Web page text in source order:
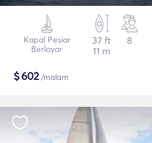
Kapal Pesiar
Berlayar
37 ft
11 m
8
$602/malam